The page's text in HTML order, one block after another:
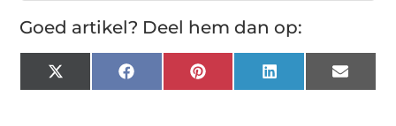
Goed artikel? Deel hem dan op:
X
(Twitter)
FacebookPinterest LinkedIn Email